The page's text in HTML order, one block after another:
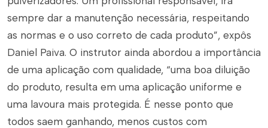
sempre dar a manutenção necessária, respeitando
as normas e o uso correto de cada produto”, expôs
Daniel Paiva. O instrutor ainda abordou a importância
de uma aplicação com qualidade, “uma boa diluição
do produto, resulta em uma aplicação uniforme e
uma lavoura mais protegida. É nesse ponto que
todos saem ganhando, menos custos com